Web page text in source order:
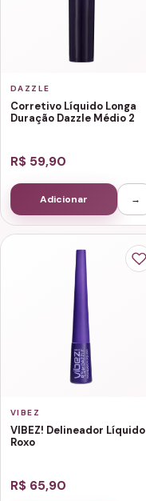
DAZZLE
Corretivo Líquido Longa
Duração Dazzle Médio 2
R$ 59,90
Adicionar →
VIBEZ
VIBEZ! Delineador Líquido
Roxo
R$ 65,90